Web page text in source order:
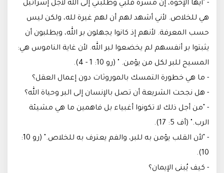
- "أيها الإخوة، إن مسرة قلبي وطلبتي إلى الله لأجل إسرائيل
هي للخلاص. لأني أشهد لهم أن لهم غيرة لله، ولكن ليس
حسب المعرفة. لأنهم إذ كانوا يجهلون بر الله، ويطلبون أن
يثبتوا بر أنفسهم لم يخضعوا لبر الله. لأن غاية الناموس هي:
المسيح للبر لكل من يؤمن. " (رو 10: 1 - 4).
- ما هي خطورة التمسك بالموروثات دون إعمال العقل؟
- هل نجحت الشريعة أن تصل بالإنسان إلى البر وحياة الله؟
- "من أجل ذلك لا تكونوا أغبياء بل فاهمين ما هي مشيئة
الرب." (أف 5: 17).
- "لأن القلب يؤمن به للبر، والفم يعترف به للخلاص." (رو 10:
10).
- كيف يُبنى الإيمان؟